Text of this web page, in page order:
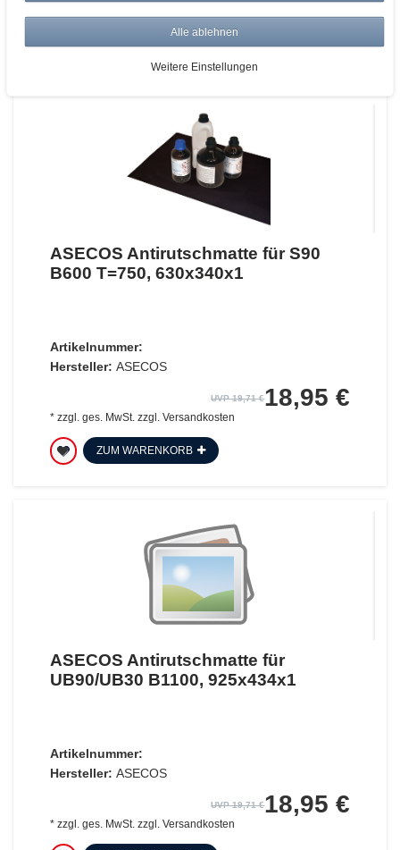
ASECOS Antirutschmatte für S90
B600 T=750, 630x340x1
Artikelnummer:
Hersteller: ASECOS
UVP 19,71 €18,95 €
* zzgl. ges. MwSt. zzgl. Versandkosten
ZUM WARENKORB
ASECOS Antirutschmatte für
UB90/UB30 B1100, 925x434x1
Artikelnummer:
Hersteller: ASECOS
UVP 19,71 €18,95 €
* zzgl. ges. MwSt.zzgl. Versandkosten
Alle ablehnen
Weitere Einstellungen